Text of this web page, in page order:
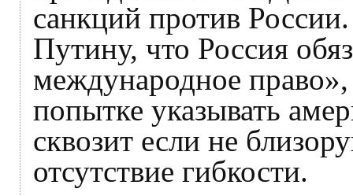
санкций против
Путину, что Россия
международное
попытке указывать
сквозит если не
отсутствие гибкости.